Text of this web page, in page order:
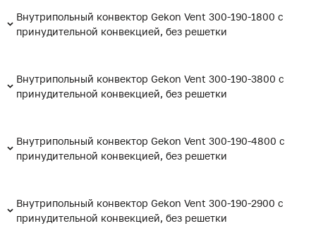
Внутрипольный конвектор Gekon Vent 300-190-1800 с
принудительной конвекцией, без решетки
Внутрипольный конвектор Gekon Vent 300-190-3800 с
принудительной конвекцией, без решетки
Внутрипольный конвектор Gekon Vent 300-190-4800 с
принудительной конвекцией, без решетки
Внутрипольный конвектор Gekon Vent 300-190-2900 с
принудительной конвекцией, без решетки